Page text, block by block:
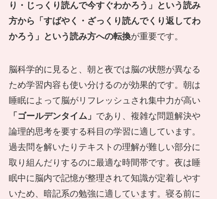
り・じっくり読んで今すぐわかろう」という読み
方から「すばやく・ざっくり読んでくり返してわ
かろう」という読み方への転換が重要です。
脳科学的に見ると、朝と夜では脳の状態が異なる
ため学習内容も使い分けるのが効果的です。朝は
睡眠によって脳がリフレッシュされ集中力が高い
「ゴールデンタイム」 であり、複雑な問題解決や
論理的思考を要する科目の学習に適しています。
過去問を解いたりテキストの理解が難しい部分に
取り組んだりするのに最適な時間帯です。夜は睡
眠中に脳内で記憶が整理されて知識が定着しやす
いため、暗記系の勉強に適しています。寝る前に